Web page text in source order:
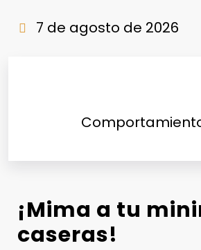
7 de agosto de 2026
¡Mima a tu
caseras!